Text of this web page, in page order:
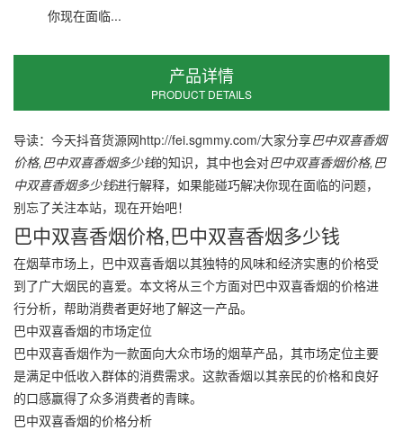
你现在面临...
产品详情
PRODUCT DETAILS
导读：今天抖音货源网http://fei.sgmmy.com/大家分享巴中双喜香烟
价格,巴中双喜香烟多少钱的知识，其中也会对巴中双喜香烟价格,巴
中双喜香烟多少钱进行解释，如果能碰巧解决你现在面临的问题，
别忘了关注本站，现在开始吧！
巴中双喜香烟价格,巴中双喜香烟多少钱
在烟草市场上，巴中双喜香烟以其独特的风味和经济实惠的价格受
到了广大烟民的喜爱。本文将从三个方面对巴中双喜香烟的价格进
行分析，帮助消费者更好地了解这一产品。
巴中双喜香烟的市场定位
巴中双喜香烟作为一款面向大众市场的烟草产品，其市场定位主要
是满足中低收入群体的消费需求。这款香烟以其亲民的价格和良好
的口感赢得了众多消费者的青睐。
巴中双喜香烟的价格分析